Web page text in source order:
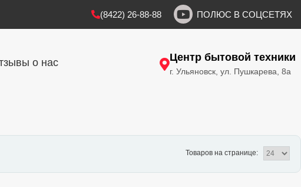
(8422) 26-88-88 ПОЛЮС В СОЦСЕТЯХ
о нас Центр бытовой техники
г. Ульяновск, ул. Пушкарева, 8а
Товаров на странице: